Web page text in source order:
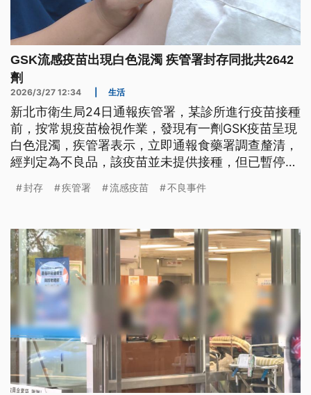
GSK流感疫苗出現白色混濁 疾管署封存同批共2642
劑
2026/3/27 12:34 生活
新北市衛生局24日通報疾管署，某診所進行疫苗接種
前，按常規疫苗檢視作業，發現有一劑GSK疫苗呈現
白色混濁，疾管署表示，立即通報食藥署調查釐清，
經判定為不良品，該疫苗並未提供接種，但已暫停使
封存 疾管署 流感疫苗 不良事件